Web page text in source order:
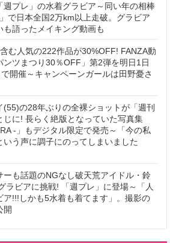
週プレ」の水着グラビア～同い年の相棒
」で日本全国2万km以上走破。グラビア
も語ったメイキング動画も
む人気の222作品が30%OFF! FANZA動
ンツまつり30％OFF」第2弾を明日1日
開催～キャンペーンガールは田野憂さ
(55)の28年ぶりの全裸ショットが「週刊
じに! 長らく絶版となっていた写真集
-」もデジタル限定で発売～「今の私
いう声に調子にのってしまいました
ーも話題のNGなし破天荒アイドル・鈴
ラビアに挑戦! 「週プレ」に登場～「人
ア!!!しかも5水着も着てます」。撮影の
開